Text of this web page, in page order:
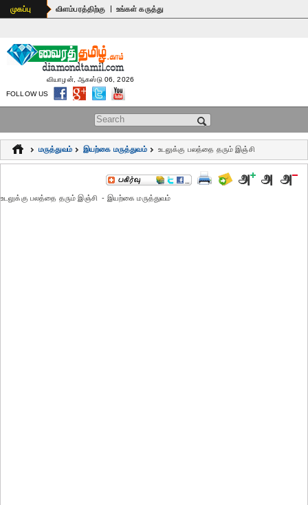
முகப்பு விளம்பரத்திற்கு | உங்கள் கருத்து
Search form
வியாழன், ஆகஸ்டு 06, 2026
FOLLOW US
மருத்துவம் இயற்கை மருத்துவம் உடலுக்கு பலத்தை தரும் இஞ்சி
உடலுக்கு பலத்தை தரும் இஞ்சி - இயற்கை மருத்துவம்